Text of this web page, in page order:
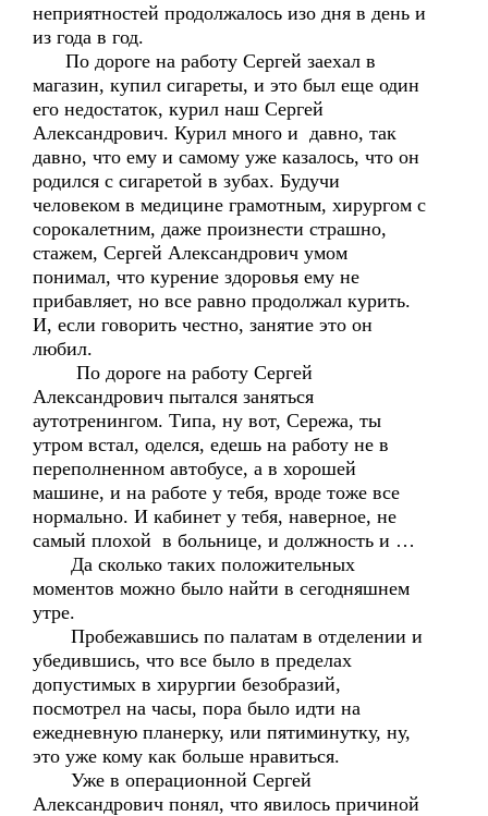
неприятностей продолжалось изо дня в день и
из года в год.
По дороге на работу Сергей заехал в
магазин, купил сигареты, и это был еще один
его недостаток, курил наш Сергей
Александрович. Курил много и давно, так
давно, что ему и самому уже казалось, что он
родился с сигаретой в зубах. Будучи
человеком в медицине грамотным, хирургом с
сорокалетним, даже произнести страшно,
стажем, Сергей Александрович умом
понимал, что курение здоровья ему не
прибавляет, но все равно продолжал курить.
И, если говорить честно, занятие это он
любил.
По дороге на работу Сергей
Александрович пытался заняться
аутотренингом. Типа, ну вот, Сережа, ты
утром встал, оделся, едешь на работу не в
переполненном автобусе, а в хорошей
машине, и на работе у тебя, вроде тоже все
нормально. И кабинет у тебя, наверное, не
самый плохой в больнице, и должность и …
Да сколько таких положительных
моментов можно было найти в сегодняшнем
утре.
Пробежавшись по палатам в отделении и
убедившись, что все было в пределах
допустимых в хирургии безобразий,
посмотрел на часы, пора было идти на
ежедневную планерку, или пятиминутку, ну,
это уже кому как больше нравиться.
Уже в операционной Сергей
Александрович понял, что явилось причиной